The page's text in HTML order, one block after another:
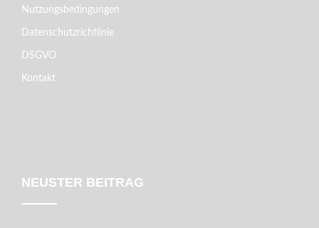
Nutzungsbedingungen
Datenschutzrichtlinie
DSGVO
Kontakt
NEUSTER BEITRAG